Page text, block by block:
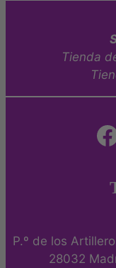
Tienda
P.º de los
28032